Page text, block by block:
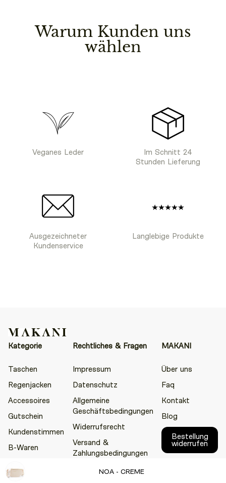
Warum Kunden uns
wählen
Veganes Leder
Im Schnitt 24
Stunden Lieferung
Ausgezeichneter
Kundenservice
Langlebige Produkte
Kategorie
Taschen
Regenjacken
Accessoires
Gutschein
Kundenstimmen
B-Waren
Rechtliches & Fragen
Impressum
Datenschutz
Allgemeine
Geschäftsbedingungen
Widerrufsrecht
Versand &
Zahlungsbedingungen
MAKANI
Über uns
Faq
Kontakt
Blog
Bestellung
widerrufen
NOA - CREME